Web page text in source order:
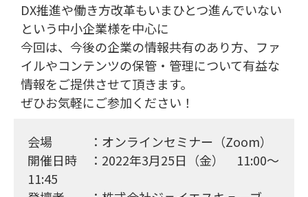
DX推進や働き方改革もいまひとつ進んでいない
という中小企業様を中心に
今回は、今後の企業の情報共有のあり方、ファ
イルやコンテンツの保管・管理について有益な
情報をご提供させて頂きます。
ぜひお気軽にご参加ください！
会場 ：オンラインセミナー（Zoom）
開催日時 ：2022年3月25日（金） 11:00〜
11:45